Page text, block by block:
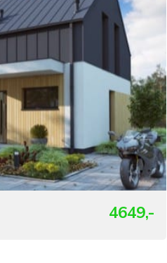
4649,-